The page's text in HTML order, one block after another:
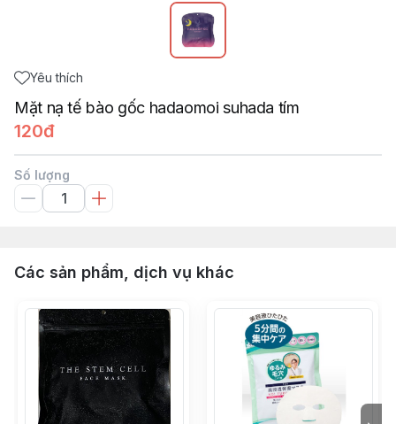
Yêu thích
Mặt nạ tế bào gốc hadaomoi suhada tím
120đ
Số lượng
Các sản phẩm, dịch vụ khác